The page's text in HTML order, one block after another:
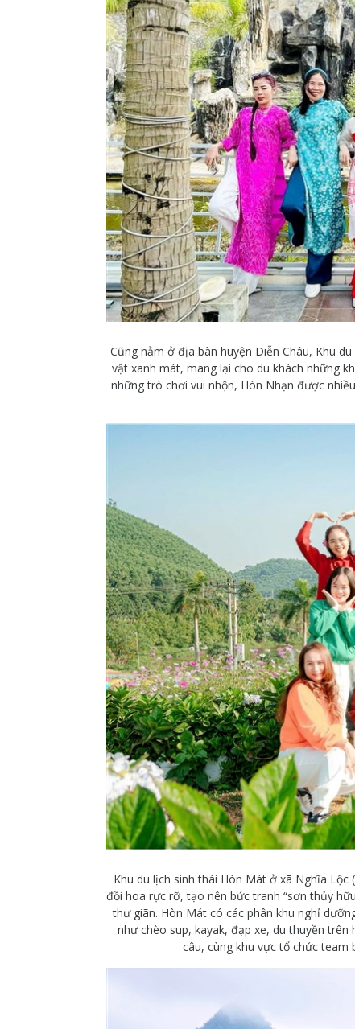
Cũng nằm ở địa bàn huyện Diễn Châu, Khu
vật xanh mát, mang lại cho du khách những
những trò chơi vui nhộn, Hòn Nhạn được
Khu du lịch sinh thái Hòn Mát ở xã Nghĩa
đồi hoa rực rỡ, tạo nên bức tranh “sơn thủy
thư giãn. Hòn Mát có các phân khu nghỉ
như chèo sup, kayak, đạp xe, du thuyền
câu, cùng khu vực tổ chức team